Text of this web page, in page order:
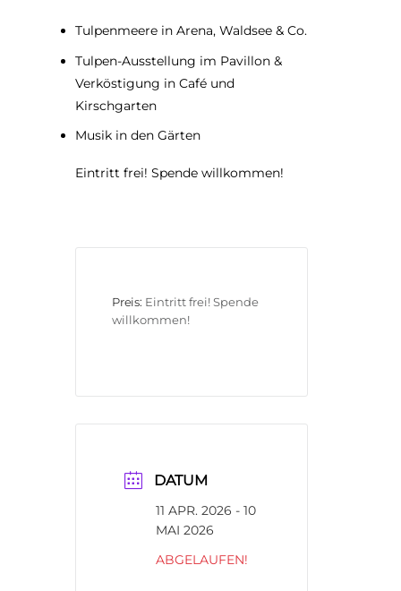
Tulpenmeere in Arena, Waldsee & Co.
Tulpen-Ausstellung im Pavillon &
Verköstigung in Café und
Kirschgarten
Musik in den Gärten
Eintritt frei! Spende willkommen!
Preis: Eintritt frei! Spende
willkommen!
DATUM
11 APR. 2026 - 10
MAI 2026
ABGELAUFEN!